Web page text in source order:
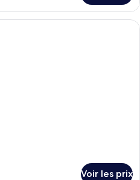
Une chambre d’hôtel moderne
Voir les prix